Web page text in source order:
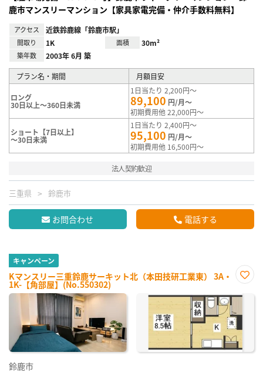
鹿市マンスリーマンション【家具家電完備・仲介手数料無料】
アクセス 近鉄鈴鹿線「鈴鹿市駅」
間取り 1K 面積 30m²
築年数 2003年 6月 築
プラン名・期間 月額目安
ロング
30日以上～360日未満
1日当たり 2,200円～
89,100 円/月～
初期費用他 22,000円～
ショート【7日以上】
～30日未満
1日当たり 2,400円～
95,100 円/月～
初期費用他 16,500円～
法人契約歓迎
三重県 鈴鹿市
お問合わせ 電話する
キャンペーン
Kマンスリー三重鈴鹿サーキット北（本田技研工業東） 3A・
1K-【角部屋】(No.550302)
に入
録
鈴鹿市